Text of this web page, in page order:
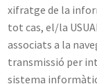
xifratge de la
tot cas, el/la
associats a la
transmissió per
sistema